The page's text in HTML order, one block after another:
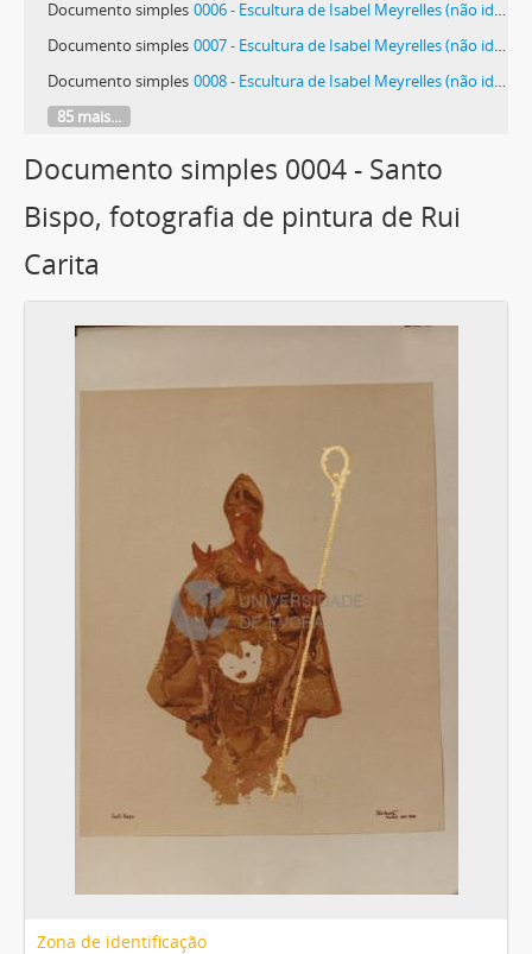
Documento simples 0006 - Escultura de Isabel Meyrelles (não identificada)
Documento simples 0007 - Escultura de Isabel Meyrelles (não identificada)
Documento simples 0008 - Escultura de Isabel Meyrelles (não identificada)
85 mais...
Documento simples 0004 - Santo
Bispo, fotografia de pintura de Rui
Carita
Zona de identificação